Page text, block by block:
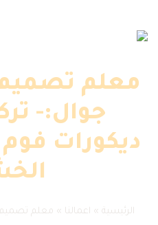
معلم
جوال:-
ديكورات
الرئيسية » اعمالنا » معلم تصميم